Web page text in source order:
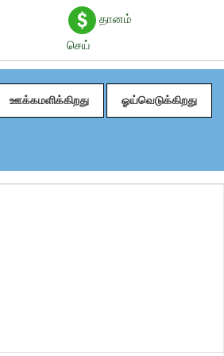
தானம்
செய்
ஊக்கமளிக்கிறது ஓய்வெடுக்கிறது